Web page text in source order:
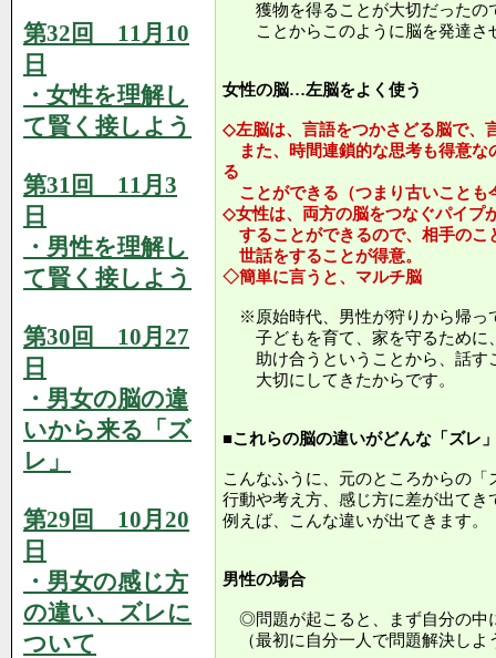
第32回 11月10
日
・女性を理解し
て賢く接しよう
第31回 11月3
日
・男性を理解し
て賢く接しよう
第30回 10月27
日
・男女の脳の違
いから来る「ズ
レ」
第29回 10月20
日
・男女の感じ方
の違い、ズレに
ついて
獲物を得ることが大切だったの
ことからこのように脳を発達さ
女性の脳…左脳をよく使う
◇左脳は、言語をつかさどる脳で、
また、時間連鎖的な思考も得意な
る
ことができる（つまり古いことも
◇女性は、両方の脳をつなぐパイプ
することができるので、相手のこ
世話をすることが得意。
◇簡単に言うと、マルチ脳
※原始時代、男性が狩りから帰っ
子どもを育て、家を守るために
助け合うということから、話す
大切にしてきたからです。
■これらの脳の違いがどんな「ズレ
こんなふうに、元のところからの
行動や考え方、感じ方に差が出てき
例えば、こんな違いが出てきます。
男性の場合
◎問題が起こると、まず自分の中
（最初に自分一人で問題解決しよ